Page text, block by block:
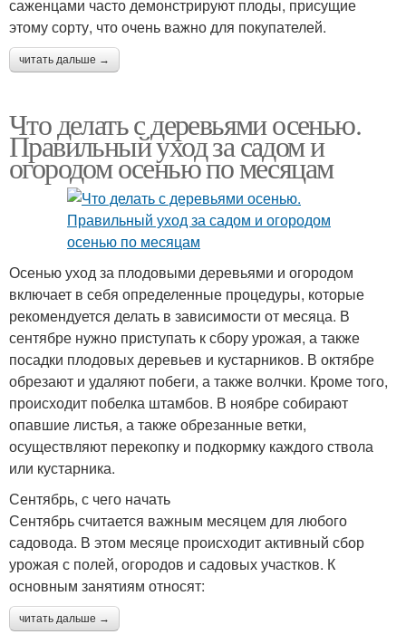
саженцами часто демонстрируют плоды, присущие
этому сорту, что очень важно для покупателей.
читать дальше →
Что делать с деревьями осенью.
Правильный уход за садом и
огородом осенью по месяцам
Осенью уход за плодовыми деревьями и огородом
включает в себя определенные процедуры, которые
рекомендуется делать в зависимости от месяца. В
сентябре нужно приступать к сбору урожая, а также
посадки плодовых деревьев и кустарников. В октябре
обрезают и удаляют побеги, а также волчки. Кроме того,
происходит побелка штамбов. В ноябре собирают
опавшие листья, а также обрезанные ветки,
осуществляют перекопку и подкормку каждого ствола
или кустарника.
Сентябрь, с чего начать
Сентябрь считается важным месяцем для любого
садовода. В этом месяце происходит активный сбор
урожая с полей, огородов и садовых участков. К
основным занятиям относят:
читать дальше →